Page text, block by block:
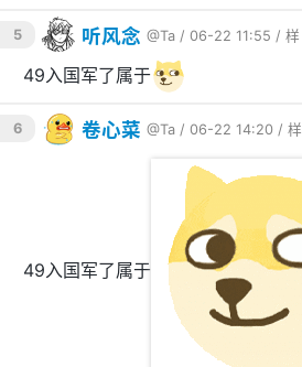
5 听风念 @Ta / 06-22 11:55 / 样
49入国军了属于
6 卷心菜 @Ta / 06-22 14:20 / 样
49入国军了属于